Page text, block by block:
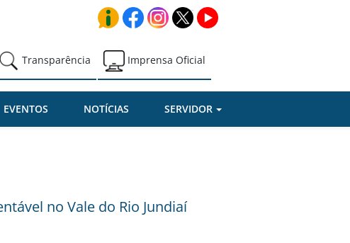
Transparência Imprensa Oficial
EVENTOS NOTÍCIAS SERVIDOR
no Vale do Rio Jundiaí